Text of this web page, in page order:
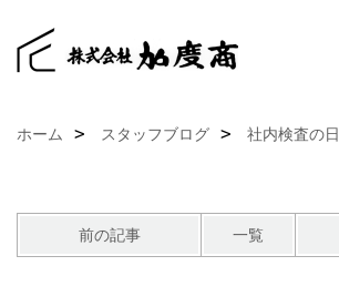
ホーム スタッフブログ 社内検査の日
前の記事 一覧